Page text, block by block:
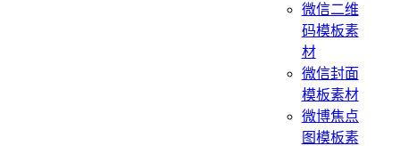
微信二维
码模板素
材
微信封面
模板素材
微博焦点
图模板素